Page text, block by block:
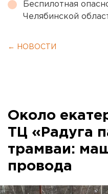
Беспилотная
Челябинской
← НОВОСТИ
Около
ТЦ «Радуга
трамваи:
провода